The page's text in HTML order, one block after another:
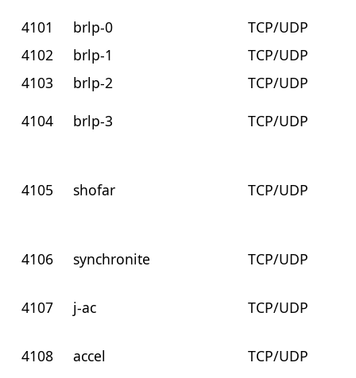
4101
brlp-0
TCP/UDP
4102
brlp-1
TCP/UDP
4103
brlp-2
TCP/UDP
4104
brlp-3 TCP/UDP
4105 shofar TCP/UDP
4106 synchronite TCP/UDP
4107 j-ac TCP/UDP
4108 accel TCP/UDP